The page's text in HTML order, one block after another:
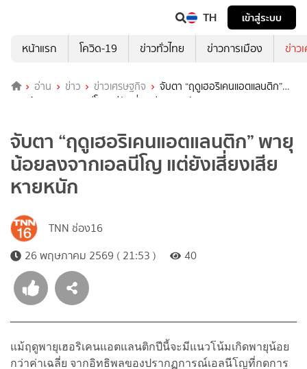
TH
เข้าสู่ระบบ
หน้าแรก
โควิด-19 ข่าวทั่วไทย ข่าวการเมือง ข่าว
อ่าน ข่าว ข่าวเศรษฐกิจ
จับตา “ฤดูเฮอริเคนแอตแลนติก”
พายุน้อยลงจากเอลนีโญ แต่ยังเสี่ยงเสียหายหนัก
จับตา “ฤดูเฮอริเคนแอตแลนติก” พายุ
น้อยลงจากเอลนีโญ แต่ยังเสี่ยงเสีย
หายหนัก
TNN ช่อง16
26 พฤษภาคม 2569 ( 21:53 )
40
แม้ฤดูพายุเฮอริเคนแอตแลนติกปีนี้จะมีแนวโน้มเกิดพายุน้อย
กว่าค่าเฉลี่ย จากอิทธิพลของปรากฏการณ์เอลนีโญที่กดการ